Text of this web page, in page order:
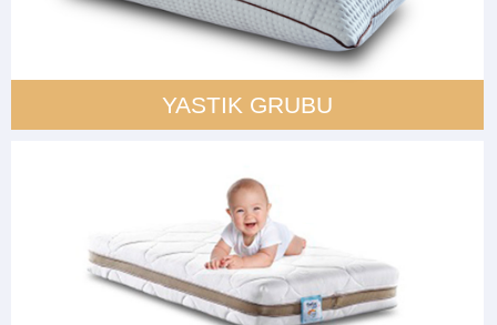
YASTIK GRUBU